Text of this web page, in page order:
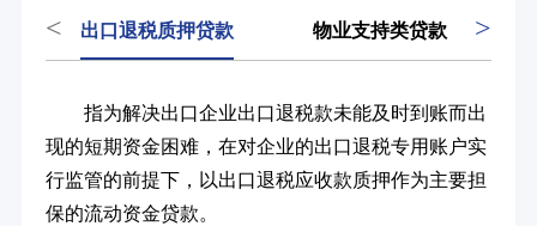
出口退税质押贷款 物业支持类贷款
< >
指为解决出口企业出口退税款未能及时到账而出
现的短期资金困难，在对企业的出口退税专用账户实
行监管的前提下，以出口退税应收款质押作为主要担
保的流动资金贷款。